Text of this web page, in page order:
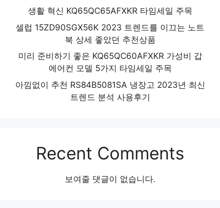
생활 혁신 KQ65QC65AFXKR 타임세일 주목
셀럽 15ZD90SGX56K 2023 트렌드를 이끄는 노트
북 상세 좋았던 추천상품
미리 준비하기 좋은 KQ65QC60AFXKR 가성비 갑
에어컨 모델 5가지 타임세일 주목
아낌없이 추천 RS84B5081SA 냉장고 2023년 최신
트렌드 분석 사용후기
Recent Comments
보여줄 댓글이 없습니다.